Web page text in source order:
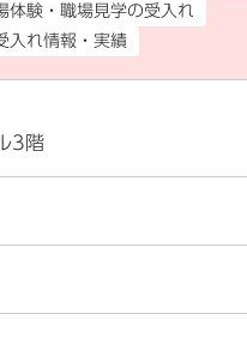
体験・職場見学の受入れ
入れ情報・実績
3階